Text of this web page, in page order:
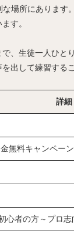
場所にありま
す。
、生徒一人ひと
出して練習する
詳細
無料キャンペーン
心者の方～プロ志